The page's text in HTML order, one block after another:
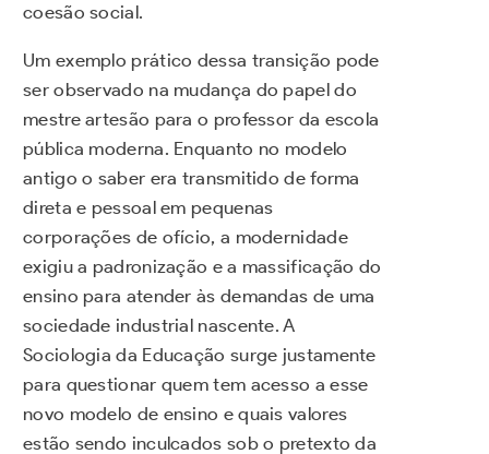
coesão social.
Um exemplo prático dessa transição pode
ser observado na mudança do papel do
mestre artesão para o professor da escola
pública moderna. Enquanto no modelo
antigo o saber era transmitido de forma
direta e pessoal em pequenas
corporações de ofício, a modernidade
exigiu a padronização e a massificação do
ensino para atender às demandas de uma
sociedade industrial nascente. A
Sociologia da Educação surge justamente
para questionar quem tem acesso a esse
novo modelo de ensino e quais valores
estão sendo inculcados sob o pretexto da